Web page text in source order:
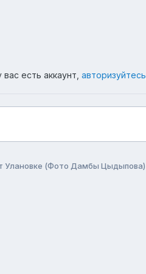
есть аккаунт, авторизуйтесь
Улановке (Фото Дамбы Цыдыпова)